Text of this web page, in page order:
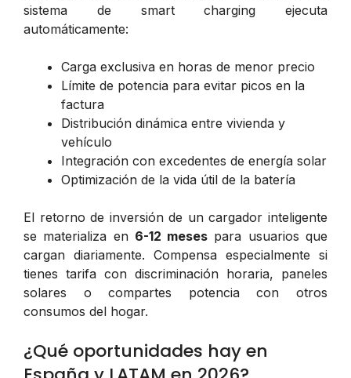
sistema de smart charging ejecuta
automáticamente:
Carga exclusiva en horas de menor precio
Límite de potencia para evitar picos en la
factura
Distribución dinámica entre vivienda y
vehículo
Integración con excedentes de energía solar
Optimización de la vida útil de la batería
El retorno de inversión de un cargador inteligente
se materializa en 6-12 meses para usuarios que
cargan diariamente. Compensa especialmente si
tienes tarifa con discriminación horaria, paneles
solares o compartes potencia con otros
consumos del hogar.
¿Qué oportunidades hay en